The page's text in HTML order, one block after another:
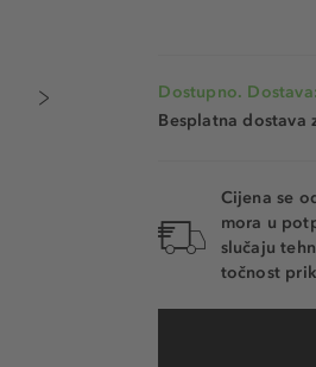
Dostupno.
Besplatna dostava
Cijena se
mora u
slučaju
točnost